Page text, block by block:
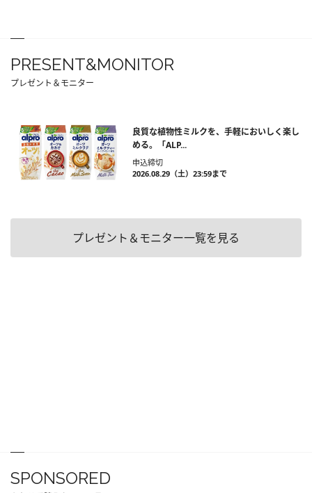
PRESENT&MONITOR
プレゼント＆モニター
良質な植物性ミルクを、手軽においしく楽し
める。「ALP...
申込締切
2026.08.29（土）23:59まで
プレゼント＆モニター一覧を見る
SPONSORED